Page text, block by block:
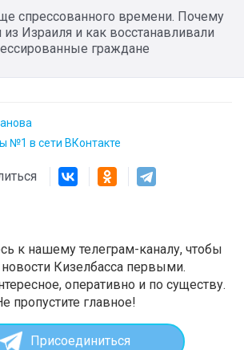
спрессованного времени. Почему
из Израиля и как восстанавливали
граждане
№1 в сети ВКонтакте
к нашему телеграм-каналу, чтобы
новости Кизелбасса первыми.
оперативно и по существу.
пропустите главное!
Присоединиться